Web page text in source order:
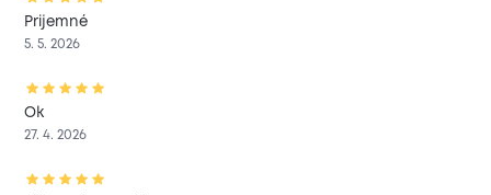
Prijemné
5. 5. 2026
Ok
27. 4. 2026